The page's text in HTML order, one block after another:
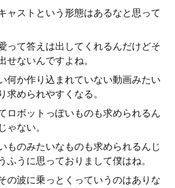
ャストという形態はあるなと思って
って答えは出してくれるんだけどそ
せないんですよね。
何か作り込まれていない動画みたい
求められやすくなる。
ロボットっぽいものも求められるん
ゃない。
ものみたいなものも求められるんじ
ふうに思っておりまして僕はね。
の波に乗っとくっていうのはありな